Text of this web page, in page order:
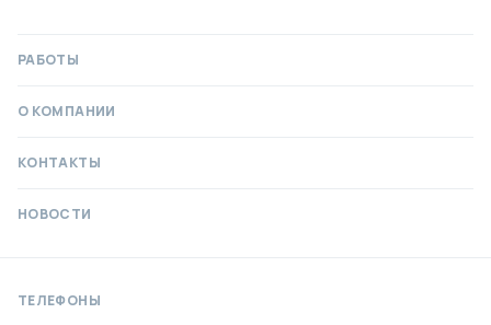
РАБОТЫ
О КОМПАНИИ
КОНТАКТЫ
НОВОСТИ
ТЕЛЕФОНЫ